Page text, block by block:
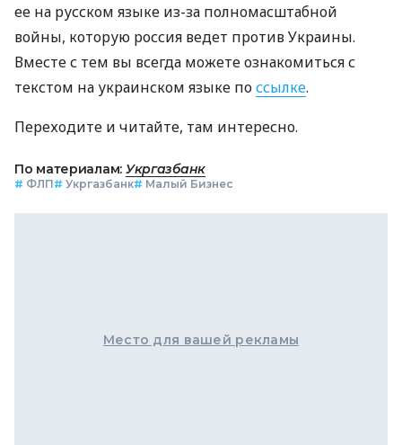
ее на русском языке из-за полномасштабной
войны, которую россия ведет против Украины.
Вместе с тем вы всегда можете ознакомиться с
текстом на украинском языке поссылке.
Переходите и читайте, там интересно.
По материалам: Укргазбанк
# ФЛП# Укргазбанк# Малый Бизнес
Место для вашей рекламы